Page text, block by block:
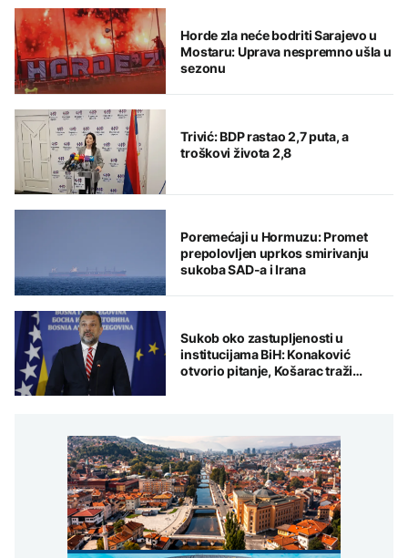
Horde zla neće bodriti Sarajevo u
Mostaru: Uprava nespremno ušla u
sezonu
Trivić: BDP rastao 2,7 puta, a
troškovi života 2,8
Poremećaji u Hormuzu: Promet
prepolovljen uprkos smirivanju
sukoba SAD-a i Irana
Sukob oko zastupljenosti u
institucijama BiH: Konaković
otvorio pitanje, Košarac traži